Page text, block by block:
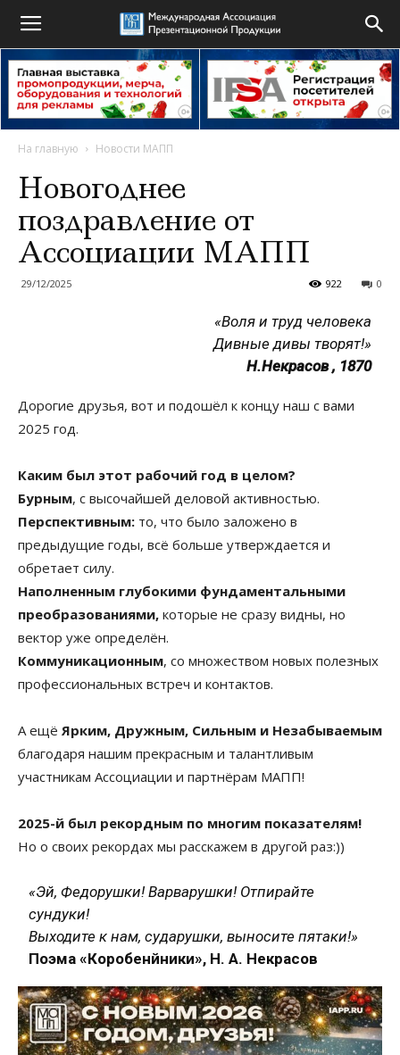
На главную Новости МАПП
Новогоднее
поздравление от
Ассоциации МАПП
29/12/2025 0
922
«Воля и труд человека
Дивные дивы творят!»
Н.Некрасов , 1870
Дорогие друзья, вот и подошёл к концу наш с вами
2025 год.
Каким был этот рабочий год в целом?
Бурным, с высочайшей деловой активностью.
Перспективным: то, что было заложено в
предыдущие годы, всё больше утверждается и
обретает силу.
Наполненным глубокими фундаментальными
преобразованиями, которые не сразу видны, но
вектор уже определён.
Коммуникационным, со множеством новых полезных
профессиональных встреч и контактов.
А ещё Ярким, Дружным, Сильным и Незабываемым
благодаря нашим прекрасным и талантливым
участникам Ассоциации и партнёрам МАПП!
2025-й был рекордным по многим показателям!
Но о своих рекордах мы расскажем в другой раз:))
«Эй, Федорушки! Варварушки! Отпирайте
сундуки!
Выходите к нам, сударушки, выносите пятаки!»
Поэма «Коробенйники», Н. А. Некрасов